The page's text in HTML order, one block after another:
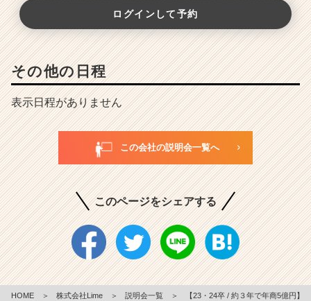
ログインして予約
その他の日程
表示日程がありません
この会社の説明会一覧へ
このページをシェアする
HOME ＞ 株式会社Lime ＞ 説明会一覧 ＞
【23・24卒 / 約３年で年商5億円】